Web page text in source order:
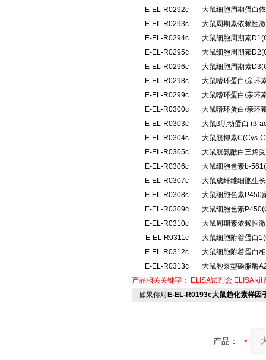
E-EL-R0292c
大鼠细胞周期蛋白
E-EL-R0293c
大鼠周期素依赖性
E-EL-R0294c
大鼠细胞周期素
E-EL-R0295c
大鼠细胞周期素
E-EL-R0296c
大鼠细胞周期素
E-EL-R0298c
大鼠嗜环蛋白/亲环
E-EL-R0299c
大鼠嗜环蛋白/亲环
E-EL-R0300c
大鼠嗜环蛋白/亲环
E-EL-R0303c
大鼠β肌动蛋白 (β-
E-EL-R0304c
大鼠胱抑素C(Cys-
E-EL-R0305c
大鼠胱氨酰白三烯
E-EL-R0306c
大鼠细胞色素b-
E-EL-R0307c
大鼠成纤维细胞生
E-EL-R0308c
大鼠细胞色素P450
E-EL-R0309c
大鼠细胞色素
E-EL-R0310c
大鼠周期素依赖性
E-EL-R0311c
大鼠细胞附着蛋白
E-EL-R0312c
大鼠细胞附着蛋白
E-EL-R0313c
大鼠胞浆型磷脂酶
产品相关关键字：
ELISA试剂盒 ELISA kit
如果你对E-EL-R0193c大鼠趋化素样
产品：